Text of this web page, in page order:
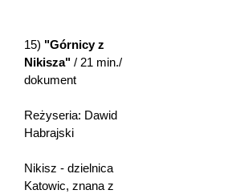
15) "Górnicy z
Nikisza" / 21 min./
dokument
Reżyseria: Dawid
Habrajski
Nikisz - dzielnica
Katowic, znana z